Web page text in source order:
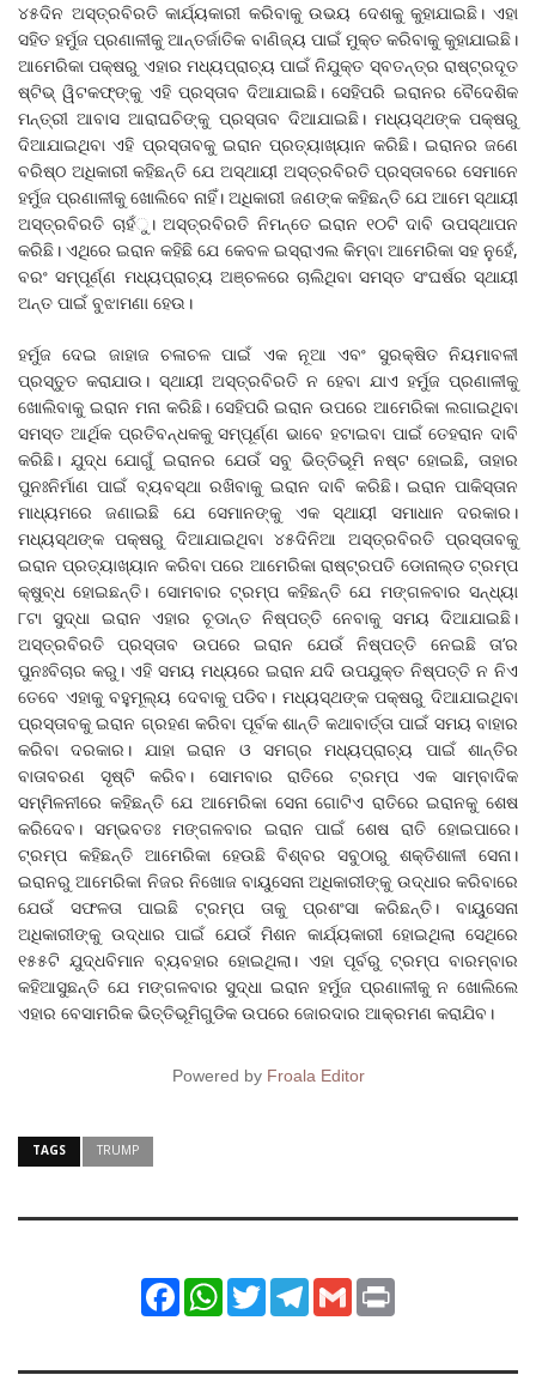
୪୫ଦିନ ଅସ୍ତ୍ରବିରତି କାର୍ଯ୍ୟକାରୀ କରିବାକୁ ଉଭୟ ଦେଶକୁ କୁହାଯାଇଛି। ଏହା
ସହିତ ହର୍ମୁଜ ପ୍ରଣାଳୀକୁ ଆନ୍ତର୍ଜାତିକ ବାଣିଜ୍ୟ ପାଇଁ ମୁକ୍ତ କରିବାକୁ କୁହାଯାଇଛି।
ଆମେରିକା ପକ୍ଷରୁ ଏହାର ମଧ୍ୟପ୍ରାଚ୍ୟ ପାଇଁ ନିଯୁକ୍ତ ସ୍ବତନ୍ତ୍ର ରାଷ୍ଟ୍ରଦୂତ
ଷ୍ଟିଭ୍ ୱିଟକଫ୍‌ଙ୍କୁ ଏହି ପ୍ରସ୍ତାବ ଦିଆଯାଇଛି। ସେହିପରି ଇରାନର ବୈଦେଶିକ
ମନ୍ତ୍ରୀ ଆବାସ ଆରାଘଚିଙ୍କୁ ପ୍ରସ୍ତାବ ଦିଆଯାଇଛି। ମଧ୍ୟସ୍ଥଙ୍କ ପକ୍ଷରୁ
ଦିଆଯାଇଥିବା ଏହି ପ୍ରସ୍ତାବକୁ ଇରାନ ପ୍ରତ୍ୟାଖ୍ୟାନ କରିଛି। ଇରାନର ଜଣେ
ବରିଷ୍ଠ ଅଧିକାରୀ କହିଛନ୍ତି ଯେ ଅସ୍ଥାୟୀ ଅସ୍ତ୍ରବିରତି ପ୍ରସ୍ତାବରେ ସେମାନେ
ହର୍ମୁଜ ପ୍ରଣାଳୀକୁ ଖୋଲିବେ ନାହିଁ। ଅଧିକାରୀ ଜଣଙ୍କ କହିଛନ୍ତି ଯେ ଆମେ ସ୍ଥାୟୀ
ଅସ୍ତ୍ରବିରତି ଚାହଁୁ। ଅସ୍ତ୍ରବିରତି ନିମନ୍ତେ ଇରାନ ୧୦ଟି ଦାବି ଉପସ୍ଥାପନ
କରିଛି। ଏଥିରେ ଇରାନ କହିଛି ଯେ କେବଳ ଇସ୍ରାଏଲ କିମ୍ବା ଆମେରିକା ସହ ନୁହେଁ,
ବରଂ ସମ୍ପୂର୍ଣ୍ଣ ମଧ୍ୟପ୍ରାଚ୍ୟ ଅଞ୍ଚଳରେ ଚାଲିଥିବା ସମସ୍ତ ସଂଘର୍ଷର ସ୍ଥାୟୀ
ଅନ୍ତ ପାଇଁ ବୁଝାମଣା ହେଉ।
ହର୍ମୁଜ ଦେଇ ଜାହାଜ ଚଳାଚଳ ପାଇଁ ଏକ ନୂଆ ଏବଂ ସୁରକ୍ଷିତ ନିୟମାବଳୀ
ପ୍ରସ୍ତୁତ କରାଯାଉ। ସ୍ଥାୟୀ ଅସ୍ତ୍ରବିରତି ନ ହେବା ଯାଏ ହର୍ମୁଜ ପ୍ରଣାଳୀକୁ
ଖୋଲିବାକୁ ଇରାନ ମନା କରିଛି। ସେହିପରି ଇରାନ ଉପରେ ଆମେରିକା ଲଗାଇଥିବା
ସମସ୍ତ ଆର୍ଥିକ ପ୍ରତିବନ୍ଧକକୁ ସମ୍ପୂର୍ଣ୍ଣ ଭାବେ ହଟାଇବା ପାଇଁ ତେହରାନ ଦାବି
କରିଛି। ଯୁଦ୍ଧ ଯୋଗୁଁ ଇରାନର ଯେଉଁ ସବୁ ଭିତ୍ତିଭୂମି ନଷ୍ଟ ହୋଇଛି, ତାହାର
ପୁନଃନିର୍ମାଣ ପାଇଁ ବ୍ୟବସ୍ଥା ରଖିବାକୁ ଇରାନ ଦାବି କରିଛି। ଇରାନ ପାକିସ୍ତାନ
ମାଧ୍ୟମରେ ଜଣାଇଛି ଯେ ସେମାନଙ୍କୁ ଏକ ସ୍ଥାୟୀ ସମାଧାନ ଦରକାର।
ମଧ୍ୟସ୍ଥଙ୍କ ପକ୍ଷରୁ ଦିଆଯାଇଥିବା ୪୫ଦିନିଆ ଅସ୍ତ୍ରବିରତି ପ୍ରସ୍ତାବକୁ
ଇରାନ ପ୍ରତ୍ୟାଖ୍ୟାନ କରିବା ପରେ ଆମେରିକା ରାଷ୍ଟ୍ରପତି ଡୋନାଲ୍ଡ ଟ୍ରମ୍ପ
କ୍ଷୁବ୍ଧ ହୋଇଛନ୍ତି। ସୋମବାର ଟ୍ରମ୍ପ କହିଛନ୍ତି ଯେ ମଙ୍ଗଳବାର ସନ୍ଧ୍ୟା
୮ଟା ସୁଦ୍ଧା ଇରାନ ଏହାର ଚୂଡାନ୍ତ ନିଷ୍ପତ୍ତି ନେବାକୁ ସମୟ ଦିଆଯାଇଛି।
ଅସ୍ତ୍ରବିରତି ପ୍ରସ୍ତାବ ଉପରେ ଇରାନ ଯେଉଁ ନିଷ୍ପତ୍ତି ନେଇଛି ତା’ର
ପୁନଃବିଚାର କରୁ। ଏହି ସମୟ ମଧ୍ୟରେ ଇରାନ ଯଦି ଉପଯୁକ୍ତ ନିଷ୍ପତ୍ତି ନ ନିଏ
ତେବେ ଏହାକୁ ବହୁମୂଲ୍ୟ ଦେବାକୁ ପଡିବ। ମଧ୍ୟସ୍ଥଙ୍କ ପକ୍ଷରୁ ଦିଆଯାଇଥିବା
ପ୍ରସ୍ତାବକୁ ଇରାନ ଗ୍ରହଣ କରିବା ପୂର୍ବକ ଶାନ୍ତି କଥାବାର୍ତ୍ତା ପାଇଁ ସମୟ ବାହାର
କରିବା ଦରକାର। ଯାହା ଇରାନ ଓ ସମଗ୍ର ମଧ୍ୟପ୍ରାଚ୍ୟ ପାଇଁ ଶାନ୍ତିର
ବାତାବରଣ ସୃଷ୍ଟି କରିବ। ସୋମବାର ରାତିରେ ଟ୍ରମ୍ପ ଏକ ସାମ୍ବାଦିକ
ସମ୍ମିଳନୀରେ କହିଛନ୍ତି ଯେ ଆମେରିକା ସେନା ଗୋଟିଏ ରାତିରେ ଇରାନକୁ ଶେଷ
କରିଦେବ। ସମ୍ଭବତଃ ମଙ୍ଗଳବାର ଇରାନ ପାଇଁ ଶେଷ ରାତି ହୋଇପାରେ।
ଟ୍ରମ୍ପ କହିଛନ୍ତି ଆମେରିକା ହେଉଛି ବିଶ୍ବର ସବୁଠାରୁ ଶକ୍ତିଶାଳୀ ସେନା।
ଇରାନରୁ ଆମେରିକା ନିଜର ନିଖୋଜ ବାୟୁସେନା ଅଧିକାରୀଙ୍କୁ ଉଦ୍ଧାର କରିବାରେ
ଯେଉଁ ସଫଳତା ପାଇଛି ଟ୍ରମ୍ପ ତାକୁ ପ୍ରଶଂସା କରିଛନ୍ତି। ବାୟୁସେନା
ଅଧିକାରୀଙ୍କୁ ଉଦ୍ଧାର ପାଇଁ ଯେଉଁ ମିଶନ କାର୍ଯ୍ୟକାରୀ ହୋଇଥିଲା ସେଥିରେ
୧୫୫ଟି ଯୁଦ୍ଧବିମାନ ବ୍ୟବହାର ହୋଇଥିଲା। ଏହା ପୂର୍ବରୁ ଟ୍ରମ୍ପ ବାରମ୍ବାର
କହିଆସୁଛନ୍ତି ଯେ ମଙ୍ଗଳବାର ସୁଦ୍ଧା ଇରାନ ହର୍ମୁଜ ପ୍ରଣାଳୀକୁ ନ ଖୋଲିଲେ
ଏହାର ବେସାମରିକ ଭିତ୍ତିଭୂମିଗୁଡିକ ଉପରେ ଜୋରଦାର ଆକ୍ରମଣ କରାଯିବ।
Powered by Froala Editor
TAGS TRUMP
FacebookWhatsApp
TwitterTelegram
Gmail